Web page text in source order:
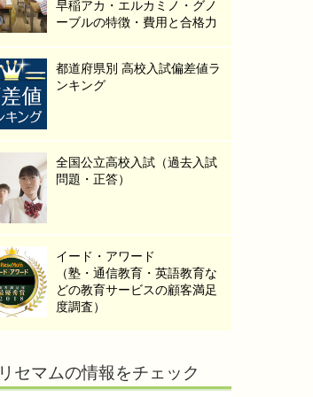
早稲アカ・エルカミノ・グノ
ーブルの特徴・費用と合格力
都道府県別 高校入試偏差値ラ
ンキング
全国公立高校入試（過去入試
問題・正答）
イード・アワード
（塾・通信教育・英語教育な
どの教育サービスの顧客満足
度調査）
リセマムの情報をチェック